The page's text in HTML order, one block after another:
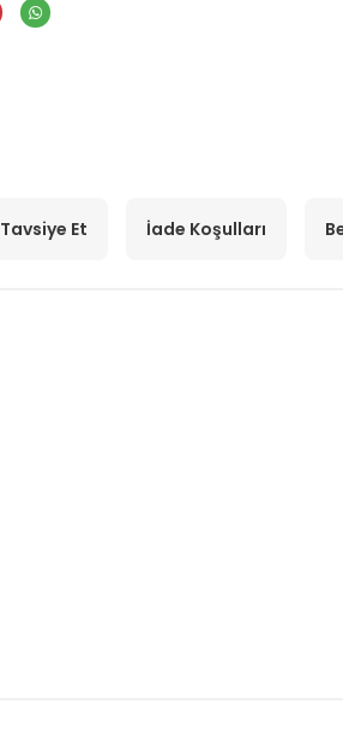
Tavsiye Et İade Koşulları